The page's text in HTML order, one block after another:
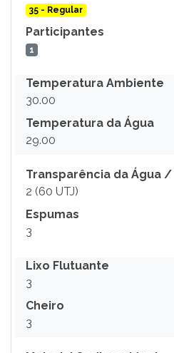
35 - Regular
Participantes
1
Temperatura Ambiente
30.00
Temperatura da Água
29.00
Transparência da Água
2 (60 UTJ)
Espumas
3
Lixo Flutuante
3
Cheiro
3